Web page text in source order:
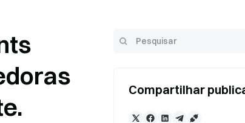
Compartilhar